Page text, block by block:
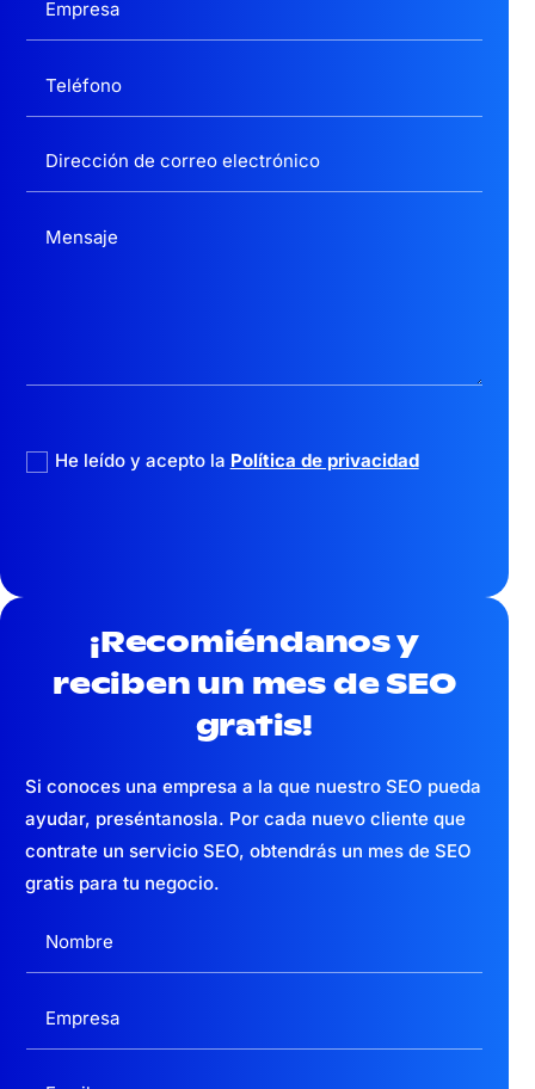
He leído y acepto la Política de privacidad
¡Recomiéndanos y
reciben un mesde SEO
gratis!
Si conoces una empresa a la que nuestro SEO pueda
ayudar, preséntanosla. Por cada nuevo cliente que
contrate un servicio SEO, obtendrás un mes de SEO
gratis para tu negocio.